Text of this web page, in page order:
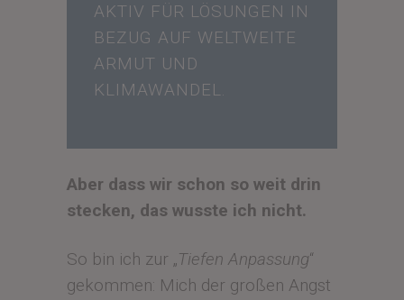
AKTIV FÜR LÖSUNGEN IN
BEZUG AUF WELTWEITE
ARMUT UND
KLIMAWANDEL.
Aber dass wir schon so weit drin
stecken, das wusste ich nicht.
So bin ich zur „Tiefen Anpassung“
gekommen: Mich der großen Angst